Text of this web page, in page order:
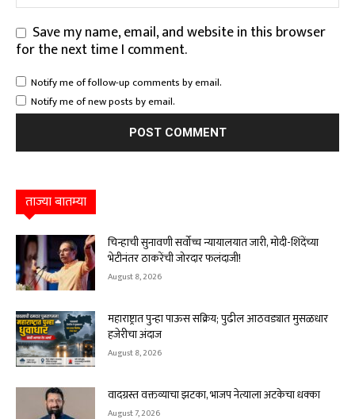
Save my name, email, and website in this browser
for the next time I comment.
Notify me of follow-up comments by email.
Notify me of new posts by email.
ताज्या बातम्या
चिन्हाची सुनावणी सर्वोच्च न्यायालयात जारी, मोदी-शिंदेंच्या
भेटीनंतर ठाकरेंची जोरदार फलंदाजी!
August 8, 2026
महाराष्ट्रात पुन्हा पाऊस सक्रिय; पुढील आठवड्यात मुसळधार
हजेरीचा अंदाज
August 8, 2026
वादग्रस्त वक्तव्याचा झटका, भाजप नेत्याला अटकेचा धक्का
August 7, 2026